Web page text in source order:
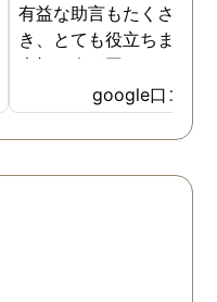
有益な助言もたくさん頂
き、とても役立ちました
大切な人が困っていたら
番に紹介したいと思える
偵事務所です
google口コミ